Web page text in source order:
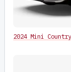
2024 Mini